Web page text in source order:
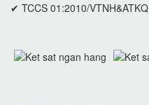
✔ TCCS 01:2010/VTNH&ATKQ